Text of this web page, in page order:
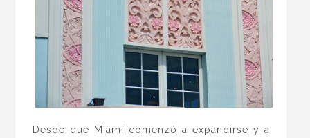
Desde que Miami comenzó a expandirse y a